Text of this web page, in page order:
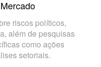
riscos políticos,
além de pesquisas
como ações
setoriais.